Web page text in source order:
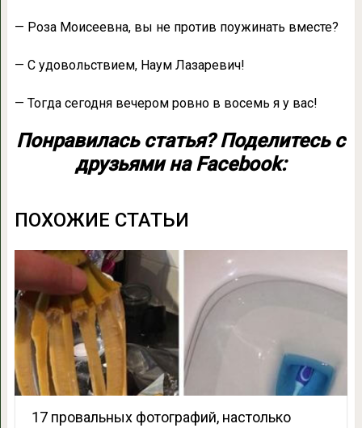
— Роза Моисеевна, вы не против поужинать вместе?
— С удовольствием, Наум Лазаревич!
— Тогда сегодня вечером ровно в восемь я у вас!
Понравилась статья? Поделитесь с
друзьями на Facebook:
ПОХОЖИЕ СТАТЬИ
17 провальных фотографий, настолько